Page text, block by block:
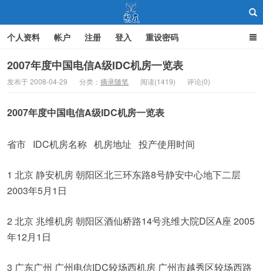
个人资料 帐户 注册 登入 重设密码
2007年度中国电信A级IDC机房一览表
发布于 2008-04-29 分类： 摘录随笔 阅读(1419) 评论(0)
2007年度中国电信A级IDC机房一览表
省市 IDC机房名称 机房地址 投产使用时间
1 北京 静安机房 朝阳区北三环东路8号静安中心地下二层
2003年5月1日
2 北京 兆维机房 朝阳区酒仙桥路14号兆维大院D区A座 2005
年12月1日
3 广东广州 广州电信IDC较场西机房 广州市越秀区较场西路